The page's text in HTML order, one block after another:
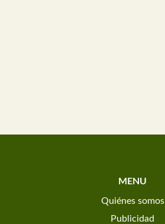
MENU
Quiénes somos
Publicidad